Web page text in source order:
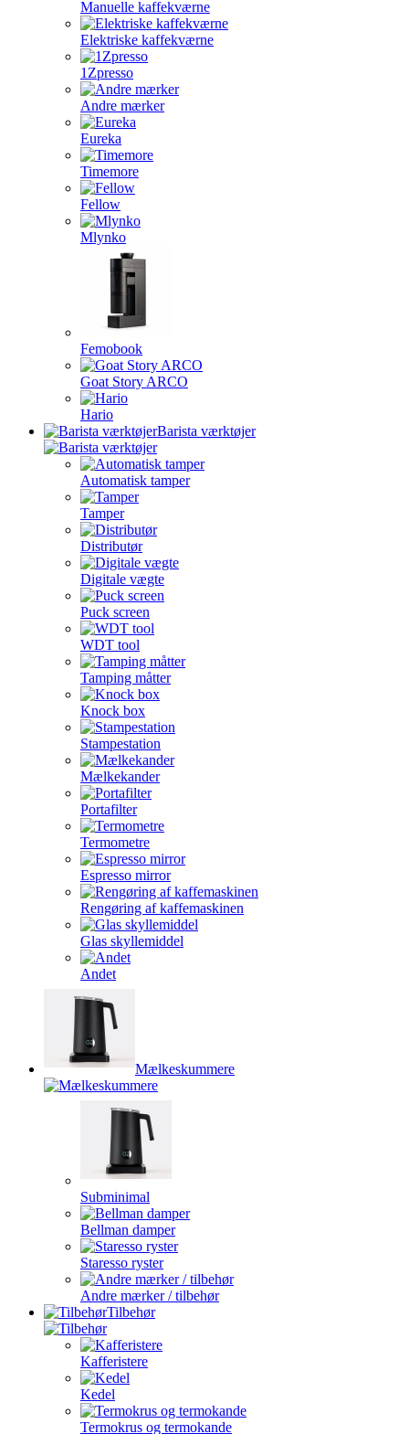
Manuelle kaffekværne
Elektriske kaffekværne
1Zpresso
Andre mærker
Eureka
Timemore
Fellow
Mlynko
Femobook
Goat Story ARCO
Hario
Barista værktøjer
Automatisk tamper
Tamper
Distributør
Digitale vægte
Puck screen
WDT tool
Tamping måtter
Knock box
Stampestation
Mælkekander
Portafilter
Termometre
Espresso mirror
Rengøring af kaffemaskinen
Glas skyllemiddel
Andet
Mælkeskummere
Subminimal
Bellman damper
Staresso ryster
Andre mærker / tilbehør
Tilbehør
Kafferistere
Kedel
Termokrus og termokande